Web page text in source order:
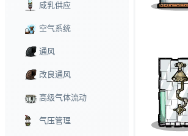
咸乳供应
空气系统
通风
改良通风
高级气体流动
气压管理